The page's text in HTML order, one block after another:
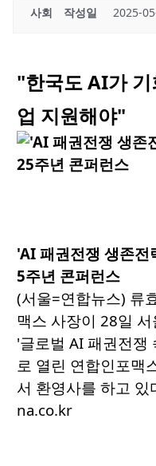
사회 작성일 2025-
"한국도 AI가
업 지원해야"
'AI 패권전쟁 생존
5주년 콘퍼런스
(서울=연합뉴스) 류
맥스 사장이 28일
'글로벌 AI 패권전쟁
로 열린 연합인포맥
서 환영사를 하고
na.co.kr